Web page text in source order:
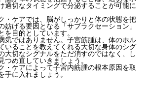
適切なタイミングで分泌することが可能に
・ケアでは、脳がしっかりと体の状態を把
妨げる要因となる「サブラクセーション」
を目的としています。
気ではありません。子宮筋腫は、体のホル
いることを教えてくれる大切な身体のシグ
大切なシグナルをただ消すのではなく、し
つめ直していきましょう。
・ケアによって子宮内筋腫の根本原因を取
手に入れましょう。